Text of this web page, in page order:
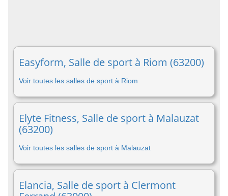
Easyform, Salle de sport à Riom (63200)
Voir toutes les salles de sport à Riom
Elyte Fitness, Salle de sport à Malauzat
(63200)
Voir toutes les salles de sport à Malauzat
Elancia, Salle de sport à Clermont